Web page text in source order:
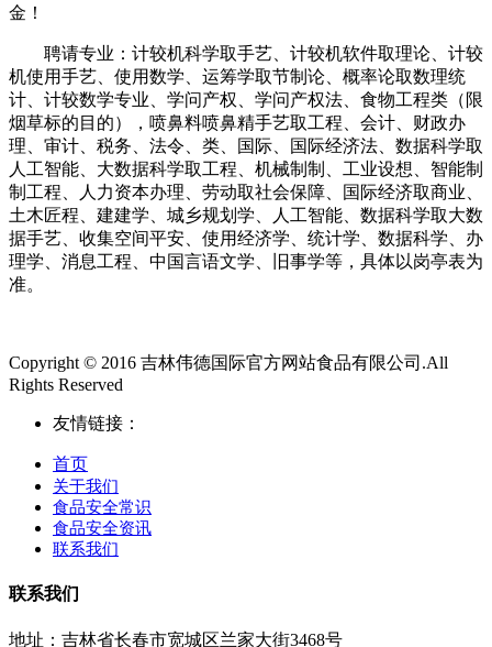
金！
聘请专业：计较机科学取手艺、计较机软件取理论、计较
机使用手艺、使用数学、运筹学取节制论、概率论取数理统
计、计较数学专业、学问产权、学问产权法、食物工程类（限
烟草标的目的），喷鼻料喷鼻精手艺取工程、会计、财政办
理、审计、税务、法令、类、国际、国际经济法、数据科学取
人工智能、大数据科学取工程、机械制制、工业设想、智能制
制工程、人力资本办理、劳动取社会保障、国际经济取商业、
土木匠程、建建学、城乡规划学、人工智能、数据科学取大数
据手艺、收集空间平安、使用经济学、统计学、数据科学、办
理学、消息工程、中国言语文学、旧事学等，具体以岗亭表为
准。
Copyright © 2016 吉林伟德国际官方网站食品有限公司.All
Rights Reserved
友情链接：
首页
关于我们
食品安全常识
食品安全资讯
联系我们
联系我们
地址：吉林省长春市宽城区兰家大街3468号